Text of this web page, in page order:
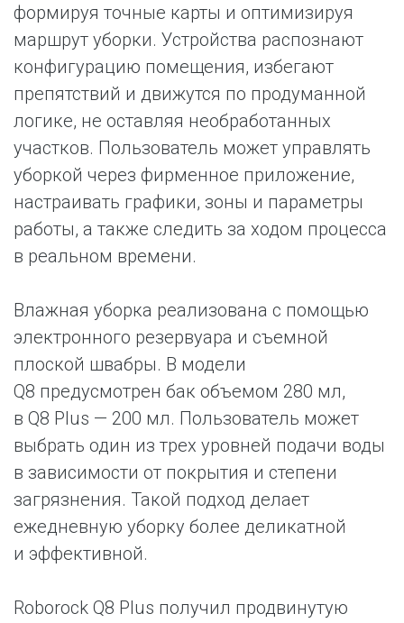
формируя точные карты и оптимизируя
маршрут уборки. Устройства распознают
конфигурацию помещения, избегают
препятствий и движутся по продуманной
логике, не оставляя необработанных
участков. Пользователь может управлять
уборкой через фирменное приложение,
настраивать графики, зоны и параметры
работы, а также следить за ходом процесса
в реальном времени.
Влажная уборка реализована с помощью
электронного резервуара и съемной
плоской швабры. В модели
Q8 предусмотрен бак объемом 280 мл,
в Q8 Plus — 200 мл. Пользователь может
выбрать один из трех уровней подачи воды
в зависимости от покрытия и степени
загрязнения. Такой подход делает
ежедневную уборку более деликатной
и эффективной.
Roborock Q8 Plus получил продвинутую